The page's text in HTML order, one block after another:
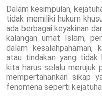
Dalam kesimpulan,
tidak memiliki hukum
ada berbagai keyakinan
kalangan umat Islam,
dalam kesalahpahaman,
atau tindakan yang tidak
kita harus selalu merujuk
mempertahankan sikap
fenomena seperti